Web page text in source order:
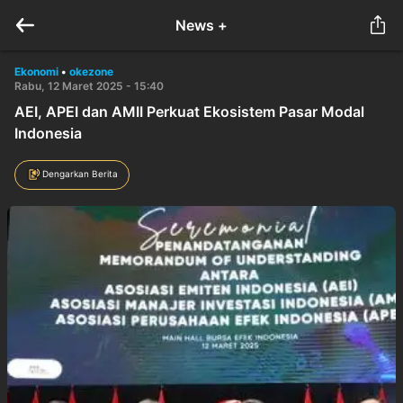
News +
Ekonomi • okezone
Rabu, 12 Maret 2025 - 15:40
AEI, APEI dan AMII Perkuat Ekosistem Pasar Modal
Indonesia
Dengarkan Berita